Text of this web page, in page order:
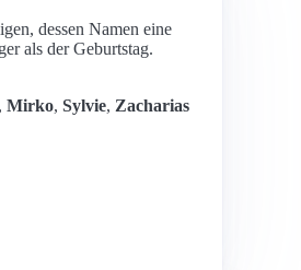
dessen Namen eine
als der Geburtstag.
, Mirko, Sylvie, Zacharias